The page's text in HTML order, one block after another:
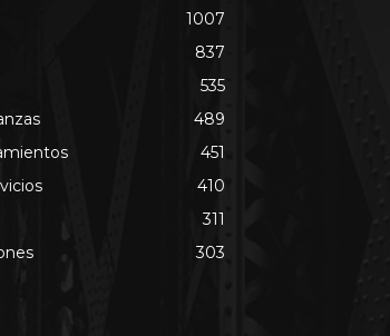
1007
837
535
489
451
410
311
303